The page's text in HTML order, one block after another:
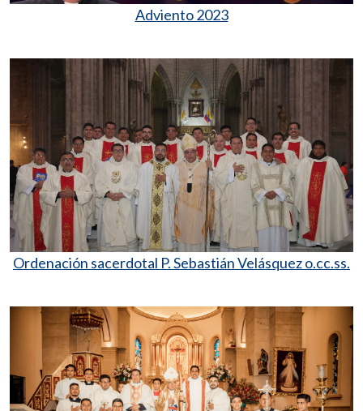
Adviento 2023
Ordenación sacerdotal P. Sebastián Velásquez o.cc.ss.